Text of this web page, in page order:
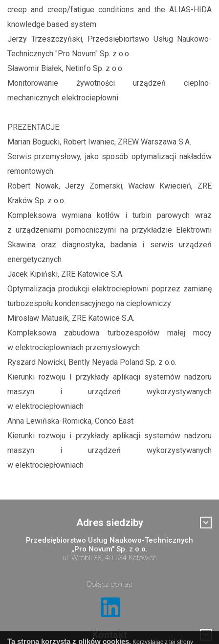
creep and creep/fatigue conditions and the ALIAS-HIDA
knowledge based system
Jerzy Trzeszczyński, Przedsiębiortswo Usług Naukowo-
Technicznych "Pro Novum" Sp. z o.o.
Sławomir Białek, Netinfo Sp. z o.o.
Monitorowanie żywotności urządzeń cieplno-
mechanicznych elektrociepłowni
PREZENTACJE:
Marian Bogucki, Robert Iwaniec, ZREW Warszawa S.A.
Serwis przemysłowy, jako sposób optymalizacji nakładów
remontowych
Robert Nowak, Jerzy Zomerski, Wacław Kwiecień, ZRE
Kraków Sp. z o.o.
Kompleksowa wymiana kotłów i turbin parowych wraz
z urządzeniami pomocniczymi na przykładzie Elektrowni
Skawina oraz diagnostyka, badania i serwis urządzeń
energetycznych
Jacek Kipiński, ZRE Katowice S.A.
Optymalizacja produkcji elektrociepłowni poprzez zamianę
turbozespołu kondensacyjnego na ciepłowniczy
Mirosław Matusik, ZRE Katowice S.A.
Kompleksowa zabudowa turbozespołów małej mocy
w elektrociepłowniach przemysłowych
Ryszard Nowicki, Bently Neyada Poland Sp. z o.o.
Kierunki rozwoju I przykłady aplikacji systemów nadzoru
maszyn i urządzeń wykorzystywanych
w elektrociepłowniach
Anna Lewińska-Romicka, Conco East
Kierunki rozwoju i przykłady aplikacji systemów nadzoru
maszyn i urządzeń wykorzystywanych
w elektrociepłowniach
Adres siedziby
Przedsiębiorstwo Usług Naukowo-Technicznych
„Pro Novum" Sp. z o.o.
ul. Wróbli 38, 40-534 Katowice
Dołącz do nas
Kontakt
Ta strona korzysta z plików cookies. Korzystając z tej strony